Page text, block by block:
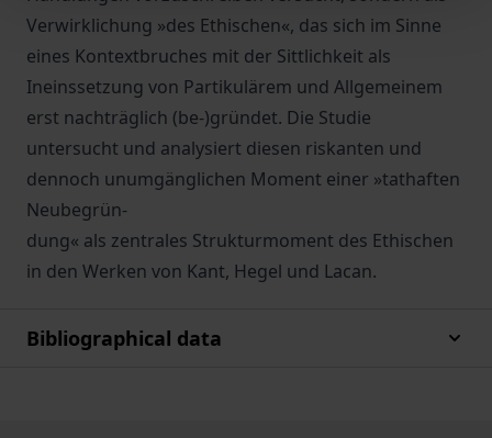
Verwirklichung »des Ethischen«, das sich im Sinne
eines Kontextbruches mit der Sittlichkeit als
Ineinssetzung von Partikulärem und Allgemeinem
erst nachträglich (be-)gründet. Die Studie
untersucht und analysiert diesen riskanten und
dennoch unumgänglichen Moment einer »tathaften
Neubegrün-
dung« als zentrales Strukturmoment des Ethischen
in den Werken von Kant, Hegel und Lacan.
Bibliographical data